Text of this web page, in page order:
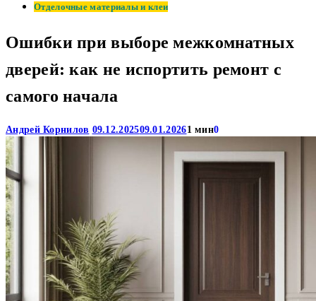
Отделочные материалы и клеи
Ошибки при выборе межкомнатных
дверей: как не испортить ремонт с
самого начала
Андрей Корнилов 09.12.202509.01.20261 мин0